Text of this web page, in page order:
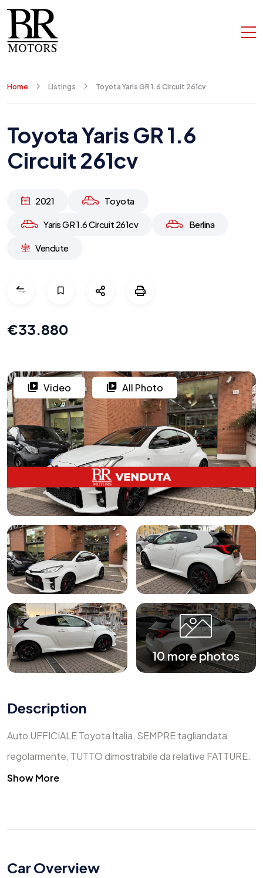
Home Listings Toyota Yaris GR 1.6 Circuit 261cv
Toyota Yaris GR 1.6
Circuit 261cv
2021 Toyota
Yaris GR 1.6 Circuit 261cv Berlina
Vendute
€33.880
Video All Photo
10 more photos
Description
Auto UFFICIALE Toyota Italia, SEMPRE tagliandata
regolarmente, TUTTO dimostrabile da relative FATTURE.
Show More
Car Overview